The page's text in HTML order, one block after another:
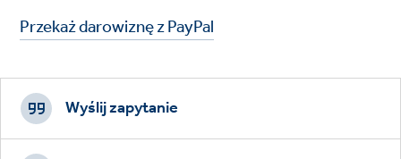
Przekaż darowiznę z PayPal
Footer
CTAs
Wyślij zapytanie